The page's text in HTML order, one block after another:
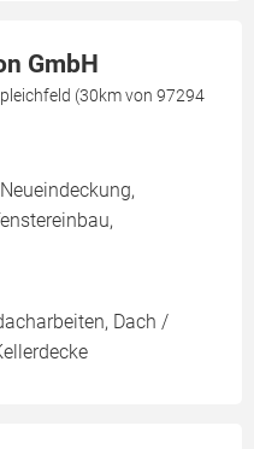
GmbH
(30km von 97294
Dach /